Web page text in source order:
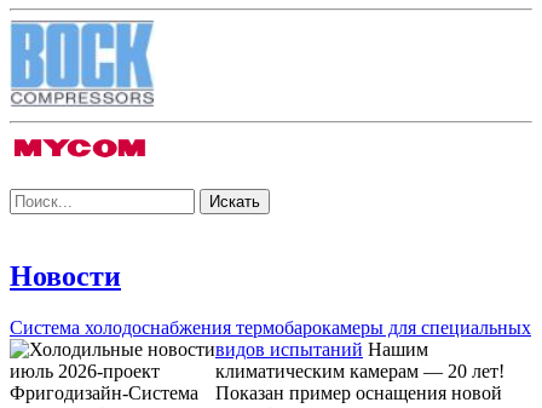
Новости
Система холодоснабжения термобарокамеры для специальных
видов испытаний Нашим
климатическим камерам — 20 лет!
Показан пример оснащения новой